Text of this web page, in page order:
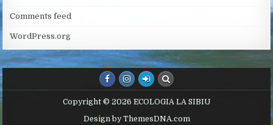
Comments feed
WordPress.org
Copyright © 2026 ECOLOGIA LA SIBIU
Design by ThemesDNA.com